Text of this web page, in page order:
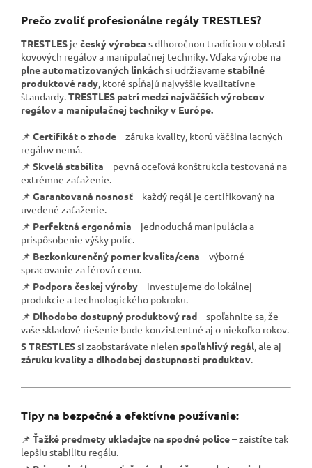
Prečo zvoliť profesionálne regály TRESTLES?
TRESTLES je český výrobca s dlhoročnou tradíciou v oblasti
kovových regálov a manipulačnej techniky. Vďaka výrobe na
plne automatizovaných linkáchsi udržiavame stabilné
produktové rady , ktoré spĺňajú najvyššie kvalitatívne
štandardy. TRESTLES patrí medzi najväčších výrobcov
regálov a manipulačnej techniky v Európe.
📌 Certifikát o zhode– záruka kvality, ktorú väčšina lacných
regálov nemá.
📌 Skvelá stabilita – pevná oceľová konštrukcia testovaná na
extrémne zaťaženie.
📌 Garantovaná nosnosť– každý regál je certifikovaný na
uvedené zaťaženie.
📌 Perfektná ergonómia – jednoduchá manipulácia a
prispôsobenie výšky políc.
📌 Bezkonkurenčný pomer kvalita/cena – výborné
spracovanie za férovú cenu.
📌 Podpora českej výroby– investujeme do lokálnej
produkcie a technologického pokroku.
📌 Dlhodobo dostupný produktový rad– spoľahnite sa, že
vaše skladové riešenie bude konzistentné aj o niekoľko rokov.
S TRESTLESsi zaobstarávate nielen spoľahlivý regál , ale aj
záruku kvality a dlhodobej dostupnosti produktov
Tipy na bezpečné a efektívne používanie:
📌 Ťažké predmety ukladajte na spodné police– zaistíte tak
lepšiu stabilitu regálu.